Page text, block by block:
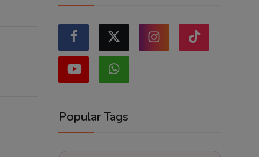
Popular Tags